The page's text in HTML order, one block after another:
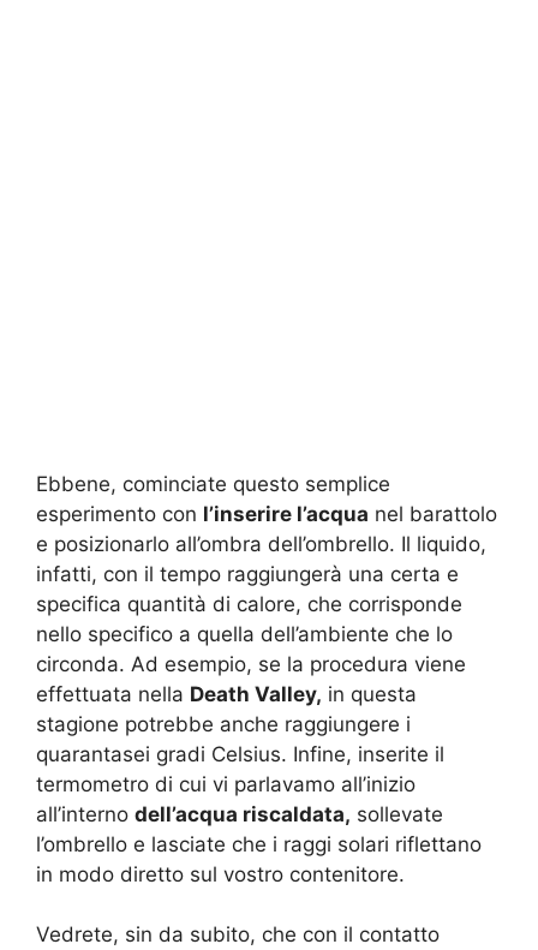
Ebbene, cominciate questo semplice
esperimento con l’inserire l’acqua nel barattolo
e posizionarlo all’ombra dell’ombrello. Il liquido,
infatti, con il tempo raggiungerà una certa e
specifica quantità di calore, che corrisponde
nello specifico a quella dell’ambiente che lo
circonda. Ad esempio, se la procedura viene
effettuata nella Death Valley, in questa
stagione potrebbe anche raggiungere i
quarantasei gradi Celsius. Infine, inserite il
termometro di cui vi parlavamo all’inizio
all’interno dell’acqua riscaldata, sollevate
l’ombrello e lasciate che i raggi solari riflettano
in modo diretto sul vostro contenitore.
Vedrete, sin da subito, che con il contatto